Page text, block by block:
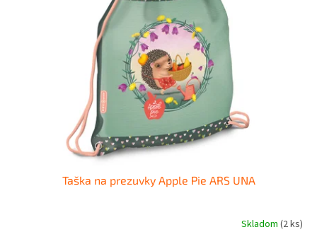
Taška na prezuvky Apple Pie ARS UNA
Skladom (2 ks)